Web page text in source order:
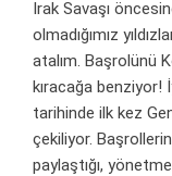
Irak Savaşı
olmadığımız
atalım. Başrolünü
kıracağa benziyor!
tarihinde ilk kez
çekiliyor.
paylaştığı,